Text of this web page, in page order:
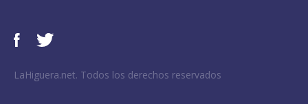
LaHiguera.net. Todos los derechos reservados